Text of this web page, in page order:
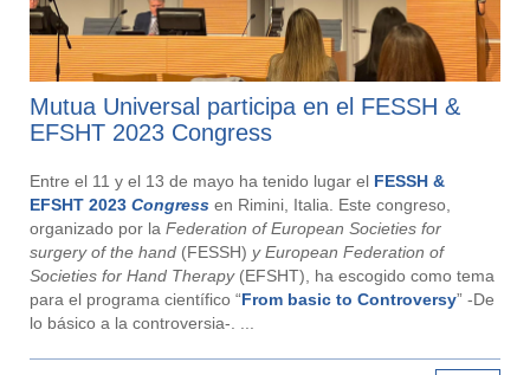
Mutua Universal participa en el FESSH &
EFSHT 2023 Congress
Entre el 11 y el 13 de mayo ha tenido lugar el FESSH &
EFSHT 2023 Congress en Rimini, Italia. Este congreso,
organizado por la Federation of European Societies for
surgery of the hand (FESSH) y European Federation of
Societies for Hand Therapy(EFSHT), ha escogido como tema
para el programa científico “From basic to Controversy” -De
lo básico a la controversia-. ...